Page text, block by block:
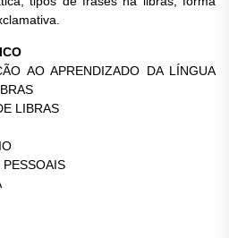
AO APRENDIZADO DA LÍNGUA
LIBRAS